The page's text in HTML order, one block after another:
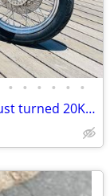
• • • • • •
2009 Harley Davidson Street Bob 96ci just turned 20K FINANCING